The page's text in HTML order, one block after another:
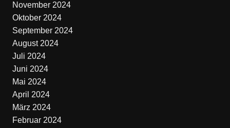
November 2024
Oktober 2024
September 2024
August 2024
Juli 2024
Juni 2024
Mai 2024
April 2024
März 2024
Februar 2024